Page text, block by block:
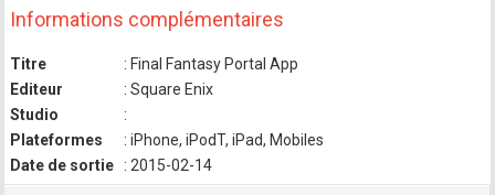
Informations complémentaires
Titre
: Final Fantasy Portal App
Editeur
: Square Enix
Studio
:
Plateformes
: iPhone, iPodT, iPad, Mobiles
Date de sortie
: 2015-02-14